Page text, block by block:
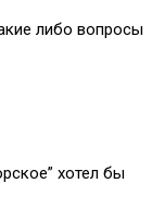
либо вопросы
хотел бы